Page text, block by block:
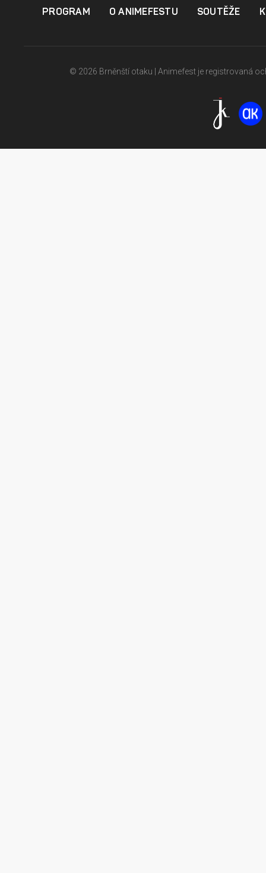
PROGRAM O ANIMEFESTU SOUTĚŽE
© 2026 Brněnští otaku | Animefest je registrovaná